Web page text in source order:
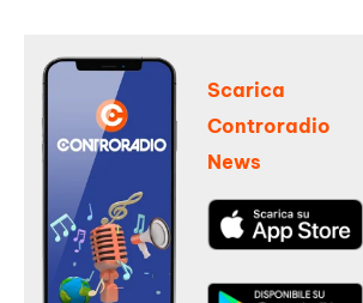
Scarica
Controradio
News